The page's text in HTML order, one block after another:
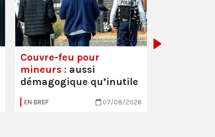
Couvre-feu pour
mineurs : aussi
démagogique qu’inutile
EN BREF 07/08/2026